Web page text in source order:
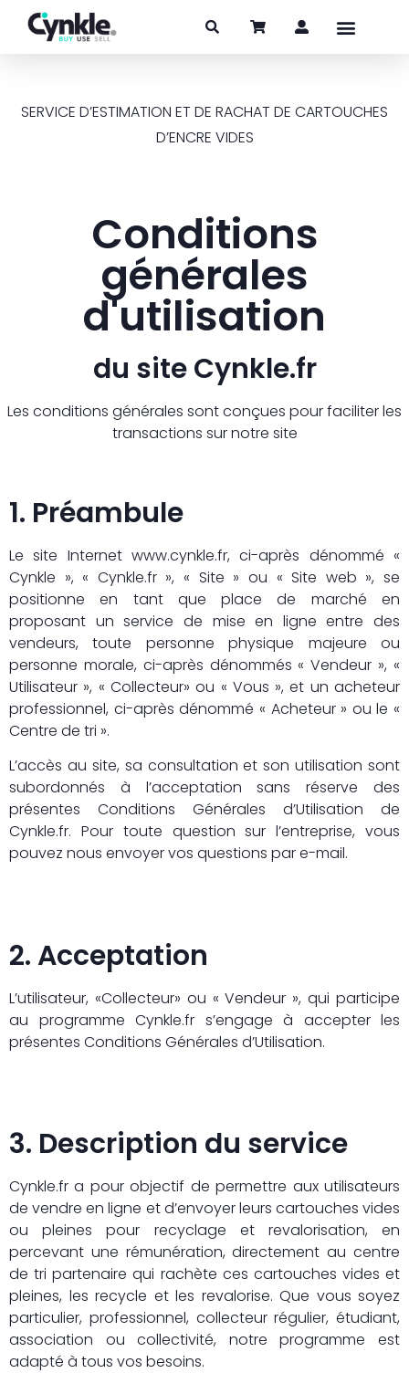
SERVICE D’ESTIMATION ET DE RACHAT DE CARTOUCHES
D’ENCRE VIDES
Conditions
générales
d'utilisation
du site Cynkle.fr
Les conditions générales sont conçues pour faciliter les
transactions sur notre site
1. Préambule
Le site Internet www.cynkle.fr, ci-après dénommé «
Cynkle », « Cynkle.fr », « Site » ou « Site web », se
positionne en tant que place de marché en
proposant un service de mise en ligne entre des
vendeurs, toute personne physique majeure ou
personne morale, ci-après dénommés « Vendeur », «
Utilisateur », « Collecteur» ou « Vous », et un acheteur
professionnel, ci-après dénommé « Acheteur » ou le «
Centre de tri ».
L’accès au site, sa consultation et son utilisation sont
subordonnés à l’acceptation sans réserve des
présentes Conditions Générales d’Utilisation de
Cynkle.fr. Pour toute question sur l’entreprise, vous
pouvez nous envoyer vos questions par e-mail.
2. Acceptation
L’utilisateur, «Collecteur» ou « Vendeur », qui participe
au programme Cynkle.fr s’engage à accepter les
présentes Conditions Générales d’Utilisation.
3. Description du service
Cynkle.fr a pour objectif de permettre aux utilisateurs
de vendre en ligne et d’envoyer leurs cartouches vides
ou pleines pour recyclage et revalorisation, en
percevant une rémunération, directement au centre
de tri partenaire qui rachète ces cartouches vides et
pleines, les recycle et les revalorise. Que vous soyez
particulier, professionnel, collecteur régulier, étudiant,
association ou collectivité, notre programme est
adapté à tous vos besoins.